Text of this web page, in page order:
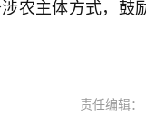
农主体方式，鼓
责任编辑